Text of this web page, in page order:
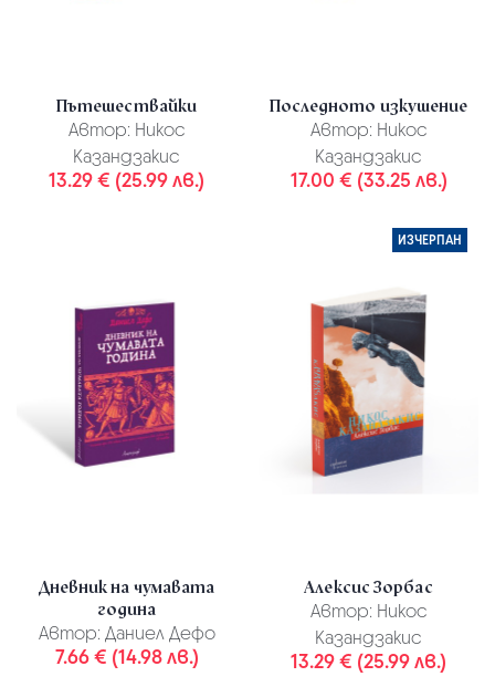
Пътешествайки
Автор: Никос
Казандзакис
13.29 € (25.99 лв.)
Последното изкушение
Автор: Никос
Казандзакис
17.00 € (33.25 лв.)
Дневник на чумавата
година
Автор: Даниел Дефо
7.66 € (14.98 лв.)
ИЗЧЕРПАН
Алексис Зорбас
Автор: Никос
Казандзакис
13.29 € (25.99 лв.)